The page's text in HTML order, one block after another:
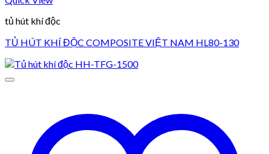
tủ hút khí độc
TỦ HÚT KHÍ ĐỘC COMPOSITE VIỆT NAM HL80-130